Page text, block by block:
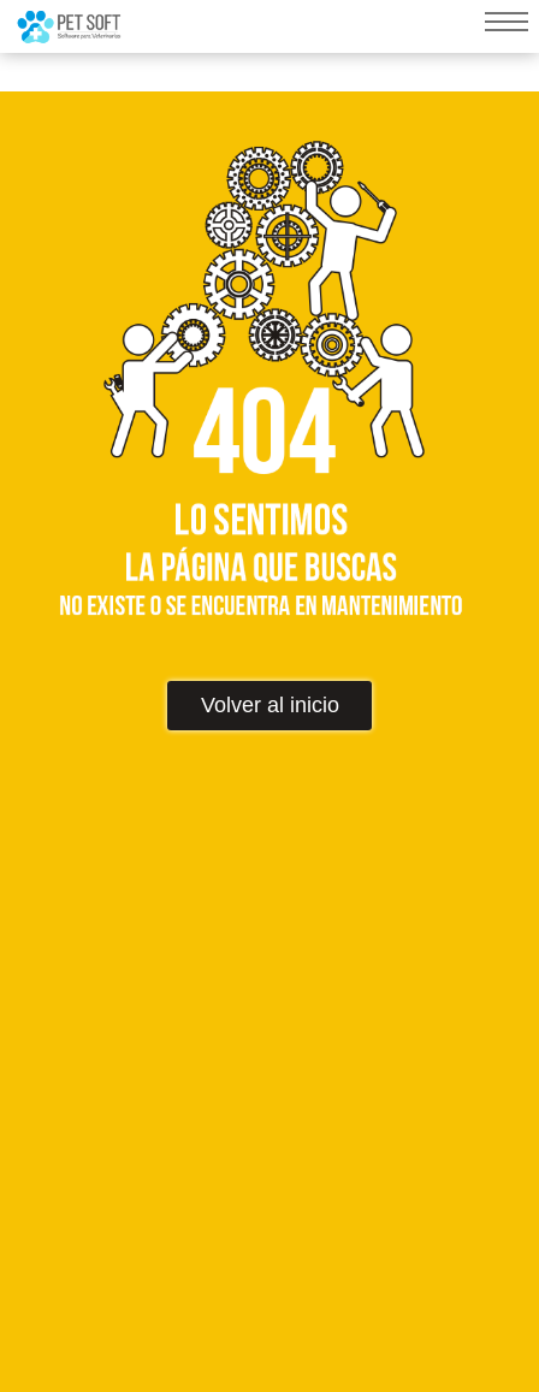
query failed, Table 'nwproject5_petsoft.preload_images' doesn't exist::SQL
Query: /*qc=on*/ select * from preload_images where pagina=127